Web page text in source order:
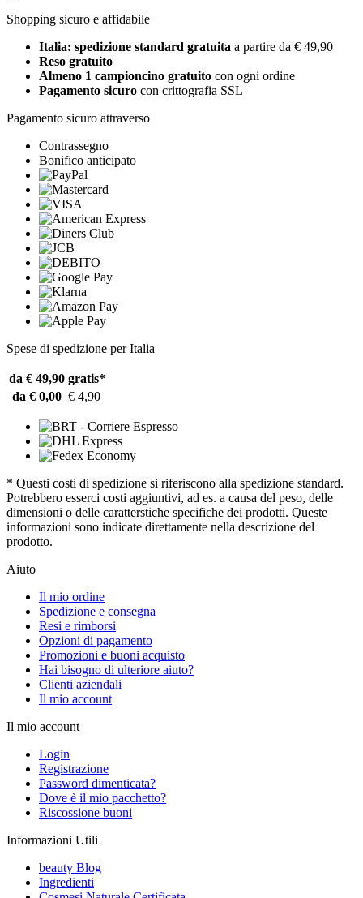
Shopping sicuro e affidabile
Italia: spedizione standard gratuita a partire da € 49,90
Reso gratuito
Almeno 1 campioncino gratuito con ogni ordine
Pagamento sicuro con crittografia SSL
Pagamento sicuro attraverso
Contrassegno
Bonifico anticipato
Spese di spedizione per Italia
da € 49,90 gratis*
da € 0,00 € 4,90
* Questi costi di spedizione si riferiscono alla spedizione standard.
Potrebbero esserci costi aggiuntivi, ad es. a causa del peso, delle
dimensioni o delle caratterstiche specifiche dei prodotti. Queste
informazioni sono indicate direttamente nella descrizione del
prodotto.
Aiuto
Il mio ordine
Spedizione e consegna
Resi e rimborsi
Opzioni di pagamento
Promozioni e buoni acquisto
Hai bisogno di ulteriore aiuto?
Clienti aziendali
Il mio account
Il mio account
Login
Registrazione
Password dimenticata?
Dove è il mio pacchetto?
Riscossione buoni
Informazioni Utili
beauty Blog
Ingredienti